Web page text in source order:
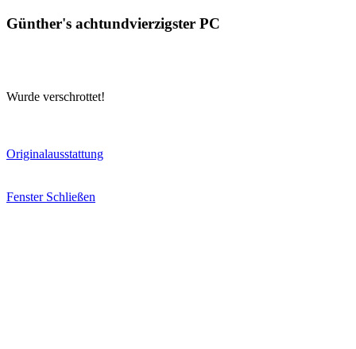
Günther's achtundvierzigster PC
Wurde verschrottet!
Originalausstattung
Fenster Schließen